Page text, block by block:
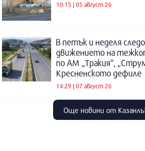
10:15 | 05 август 26
В петък и неделя
движението на
по АМ „Тракия“,
Кресненското дефиле
14:29 | 07 август 26
Още новини от